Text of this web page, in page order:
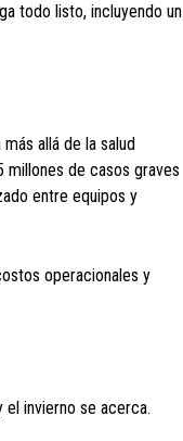
todo listo, incluyendo un
allá de la salud
millones de casos graves
entre equipos y
operacionales y
el invierno se acerca.